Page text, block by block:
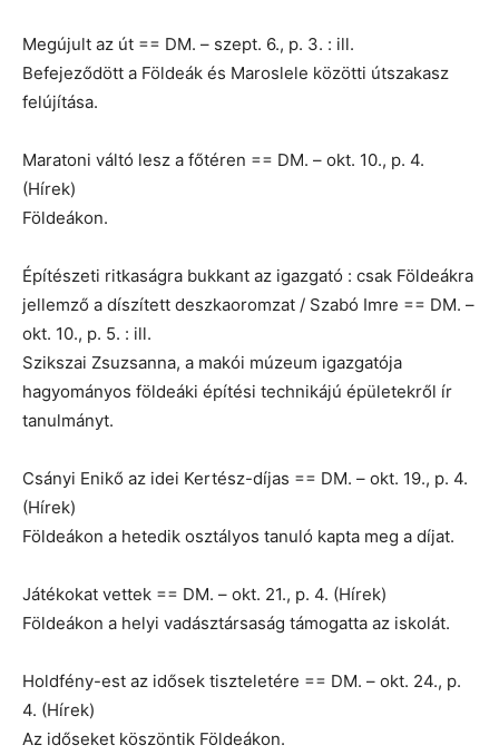
Megújult az út == DM. – szept. 6., p. 3. : ill.
Befejeződött a Földeák és Maroslele közötti útszakasz
felújítása.
Maratoni váltó lesz a főtéren == DM. – okt. 10., p. 4.
(Hírek)
Földeákon.
Építészeti ritkaságra bukkant az igazgató : csak Földeákra
jellemző a díszített deszkaoromzat / Szabó Imre == DM. –
okt. 10., p. 5. : ill.
Szikszai Zsuzsanna, a makói múzeum igazgatója
hagyományos földeáki építési technikájú épületekről ír
tanulmányt.
Csányi Enikő az idei Kertész-díjas == DM. – okt. 19., p. 4.
(Hírek)
Földeákon a hetedik osztályos tanuló kapta meg a díjat.
Játékokat vettek == DM. – okt. 21., p. 4. (Hírek)
Földeákon a helyi vadásztársaság támogatta az iskolát.
Holdfény-est az idősek tiszteletére == DM. – okt. 24., p.
4. (Hírek)
Az időseket köszöntik Földeákon.